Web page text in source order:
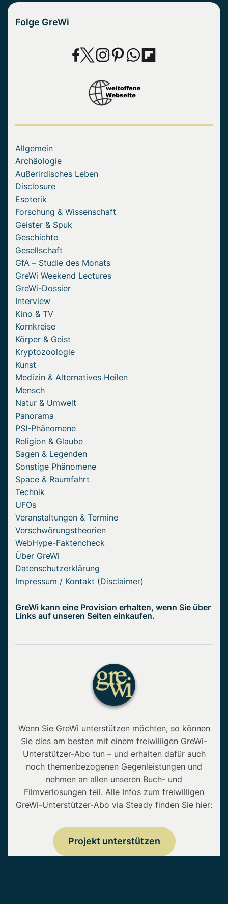
Folge GreWi
Allgemein
Archäologie
Außerirdisches Leben
Disclosure
Esoterik
Forschung & Wissenschaft
Geister & Spuk
Geschichte
Gesellschaft
GfA – Studie des Monats
GreWi Weekend Lectures
GreWi-Dossier
Interview
Kino & TV
Kornkreise
Körper & Geist
Kryptozoologie
Kunst
Medizin & Alternatives Heilen
Mensch
Natur & Umwelt
Panorama
PSI-Phänomene
Religion & Glaube
Sagen & Legenden
Sonstige Phänomene
Space & Raumfahrt
Technik
UFOs
Veranstaltungen & Termine
Verschwörungstheorien
WebHype-Faktencheck
Über GreWi
Datenschutzerklärung
Impressum / Kontakt (Disclaimer)
GreWi kann eine Provision erhalten, wenn Sie über
Links auf unseren Seiten einkaufen.
Wenn Sie GreWi unterstützen möchten, so können
Sie dies am besten mit einem freiwiliigen GreWi-
Unterstützer-Abo tun – und erhalten dafür auch
noch themenbezogenen Gegenleistungen und
nehmen an allen unseren Buch- und
Filmverlosungen teil. Alle Infos zum freiwilligen
GreWi-Unterstützer-Abo via Steady finden Sie hier:
Projekt unterstützen